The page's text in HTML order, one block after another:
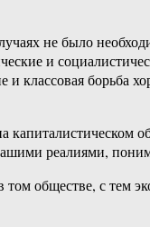
не было
и
классовая борьба
капиталистическом
реалиями,
обществе, с тем